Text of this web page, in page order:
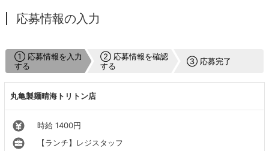
応募情報の入力
① 応募情報を入力
する
② 応募情報を確認
する
③ 応募完了
丸亀製麺晴海トリトン店
時給 1400円
【ランチ】レジスタッフ